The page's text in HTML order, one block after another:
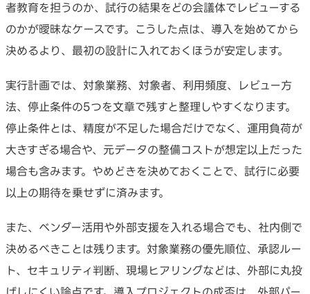
者教育を担うのか、試行の結果をどの会議体でレビューする
のかが曖昧なケースです。こうした点は、導入を始めてから
決めるより、最初の設計に入れておくほうが安定します。
実行計画では、対象業務、対象者、利用頻度、レビュー方
法、停止条件の5つを文章で残すと整理しやすくなります。
停止条件とは、精度が不足した場合だけでなく、運用負荷が
大きすぎる場合や、元データの整備コストが想定以上だった
場合も含みます。やめどきを決めておくことで、試行に必要
以上の期待を乗せずに済みます。
また、ベンダー活用や外部支援を入れる場合でも、社内側で
決めるべきことは残ります。対象業務の優先順位、承認ルー
ト、セキュリティ判断、現場ヒアリングなどは、外部に丸投